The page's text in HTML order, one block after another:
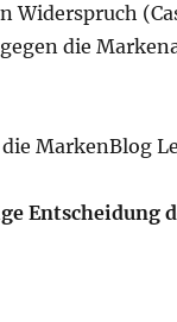
Widerspruch
die
MarkenBlog
Entscheidung